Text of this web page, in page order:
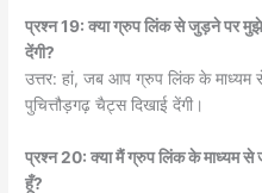
प्रश्न 19: क्या ग्रुप लिंक से जुड़ने पर मुझे
देंगी?
उत्तर: हां, जब आप ग्रुप लिंक के
पुचित्तौड़गढ़ चैट्स दिखाई देंगी।
प्रश्न 20: क्या मैं ग्रुप लिंक के माध्यम
हूँ?